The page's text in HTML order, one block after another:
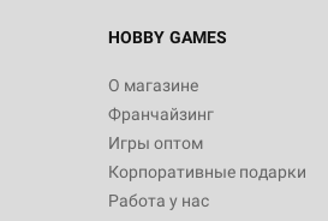
HOBBY GAMES
О магазине
Франчайзинг
Игры оптом
Корпоративные подарки
Работа у нас